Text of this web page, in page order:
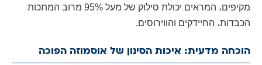
מקיפים، המראים יכולת סילוק של מעל 95% מרוב המתכות
הכבדות، החיידקים והווירוסים.
הוכחה מדעית: איכות הסינון של אוסמוזה הפוכה